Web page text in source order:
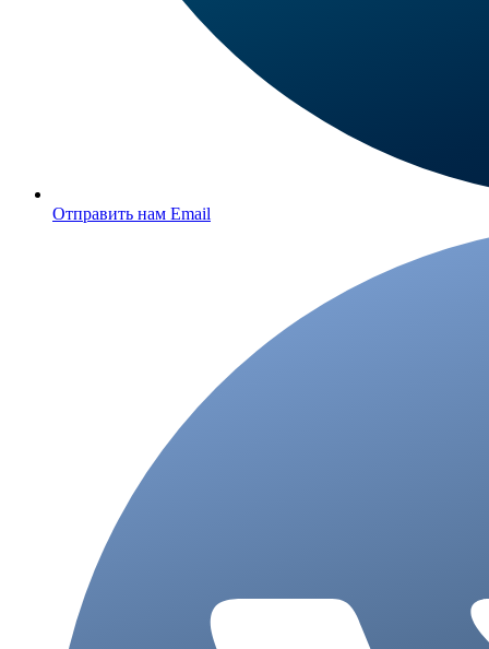
Отправить нам Email